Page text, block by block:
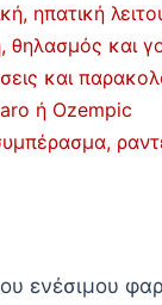
ηπατική
θηλασμός και
και
ή Ozempic
ενέσιμου